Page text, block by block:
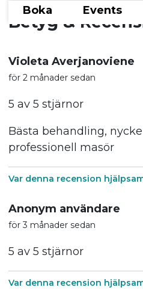
Boka Events
Betyg &
Violeta Averjanoviene
för 2 månader sedan
5 av 5 stjärnor
Bästa behandling,
professionell masör
Var denna recension
Anonym användare
för 3 månader sedan
5 av 5 stjärnor
Var denna recension